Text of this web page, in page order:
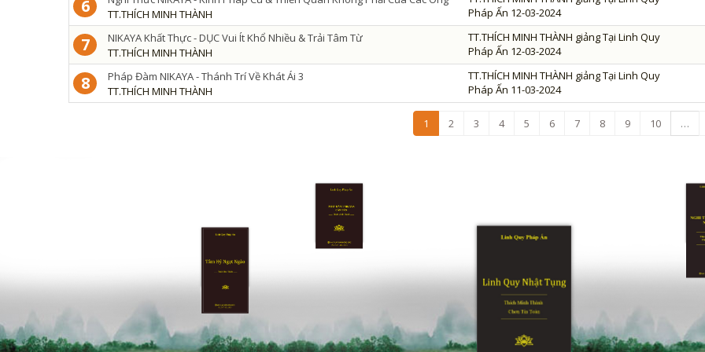
6
TT.THÍCH MINH THÀNH
Pháp Ấn 12-03-2024
7
NIKAYA Khất Thực - DỤC Vui Ít Khổ Nhiều & Trải Tâm Từ
TT.THÍCH MINH THÀNH
TT.THÍCH MINH THÀNH giảng Tại Linh Quy
Pháp Ấn 12-03-2024
8
Pháp Đàm NIKAYA - Thánh Trí Về Khát Ái 3
TT.THÍCH MINH THÀNH
TT.THÍCH MINH THÀNH giảng Tại Linh Quy
Pháp Ấn 11-03-2024
1 2 3 4 5 6 7 8 9 10 …